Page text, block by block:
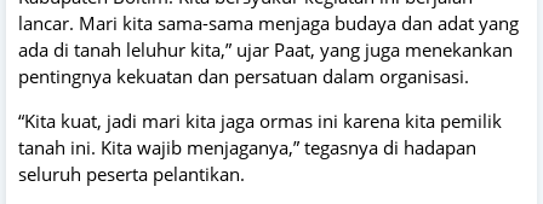
lancar. Mari kita sama-sama menjaga budaya dan adat yang
ada di tanah leluhur kita,” ujar Paat, yang juga menekankan
pentingnya kekuatan dan persatuan dalam organisasi.
“Kita kuat, jadi mari kita jaga ormas ini karena kita pemilik
tanah ini. Kita wajib menjaganya,” tegasnya di hadapan
seluruh peserta pelantikan.